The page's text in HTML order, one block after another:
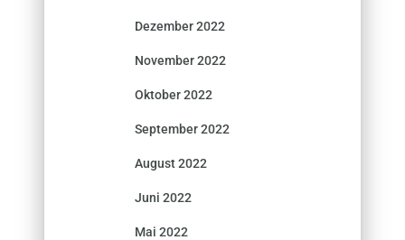
Dezember 2022
November 2022
Oktober 2022
September 2022
August 2022
Juni 2022
Mai 2022